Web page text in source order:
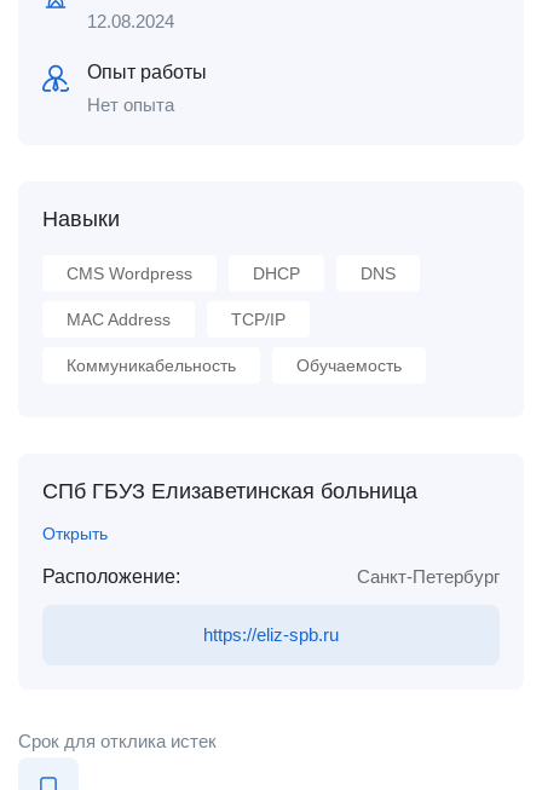
12.08.2024
Опыт работы
Нет опыта
Навыки
CMS Wordpress DHCP DNS
MAC Address TCP/IP
Коммуникабельность Обучаемость
СПб ГБУЗ Елизаветинская больница
Открыть
Расположение: Санкт-Петербург
https://eliz-spb.ru
Срок для отклика истек